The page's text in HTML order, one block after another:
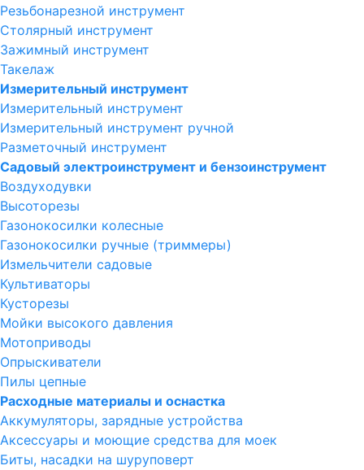
Резьбонарезной инструмент
Столярный инструмент
Зажимный инструмент
Такелаж
Измерительный инструмент
Измерительный инструмент
Измерительный инструмент ручной
Разметочный инструмент
Садовый электроинструмент и бензоинструмент
Воздуходувки
Высоторезы
Газонокосилки колесные
Газонокосилки ручные (триммеры)
Измельчители садовые
Культиваторы
Кусторезы
Мойки высокого давления
Мотоприводы
Опрыскиватели
Пилы цепные
Расходные материалы и оснастка
Аккумуляторы, зарядные устройства
Аксессуары и моющие средства для моек
Биты, насадки на шуруповерт